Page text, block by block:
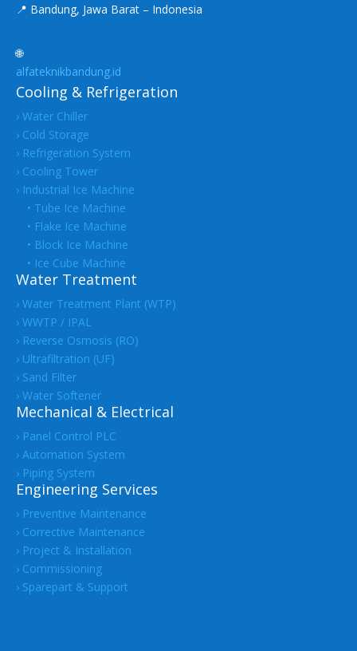
📍 Bandung, Jawa Barat – Indonesia
🌐
alfateknikbandung.id
Cooling & Refrigeration
› Water Chiller
› Cold Storage
› Refrigeration System
› Cooling Tower
› Industrial Ice Machine
• Tube Ice Machine
• Flake Ice Machine
• Block Ice Machine
• Ice Cube Machine
Water Treatment
› Water Treatment Plant (WTP)
› WWTP / IPAL
› Reverse Osmosis (RO)
› Ultrafiltration (UF)
› Sand Filter
› Water Softener
Mechanical & Electrical
› Panel Control PLC
› Automation System
› Piping System
Engineering Services
› Preventive Maintenance
› Corrective Maintenance
› Project & Installation
› Commissioning
› Sparepart & Support